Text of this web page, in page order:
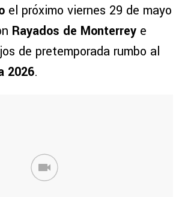
el próximo viernes 29 de mayo
Rayados de Monterrey e
de pretemporada rumbo al
2026.